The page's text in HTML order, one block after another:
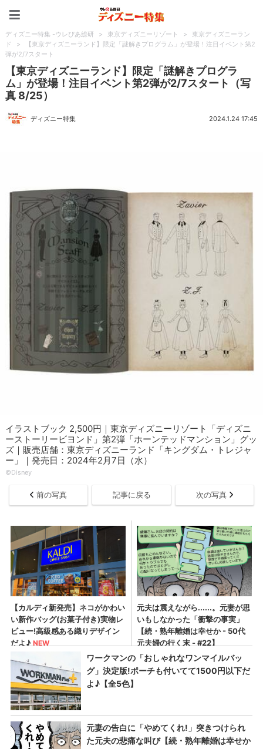
ディズニー特集 -ウレぴあ総研 > 東京ディズニーリゾート >
東京ディズニーラン
ド
>
【東京ディズニーランド】限定「謎解きプログラム」が登場！注目イベント第2
弾が2/7スタート
【東京ディズニーランド】限定「謎解きプログラ
ム」が登場！注目イベント第2弾が2/7スタート（写
真 8/25）
ディズニー特集 2024.1.24 17:45
イラストブック 2,500円｜東京ディズニーリゾート「ディズニ
ーストーリービヨンド」第2弾「ホーンテッドマンション」グッ
ズ｜販売店舗：東京ディズニーランド「キングダム・トレジャ
ー」｜発売日：2024年2月7日（水）
©Disney
前の写真 記事に戻る 次の写真